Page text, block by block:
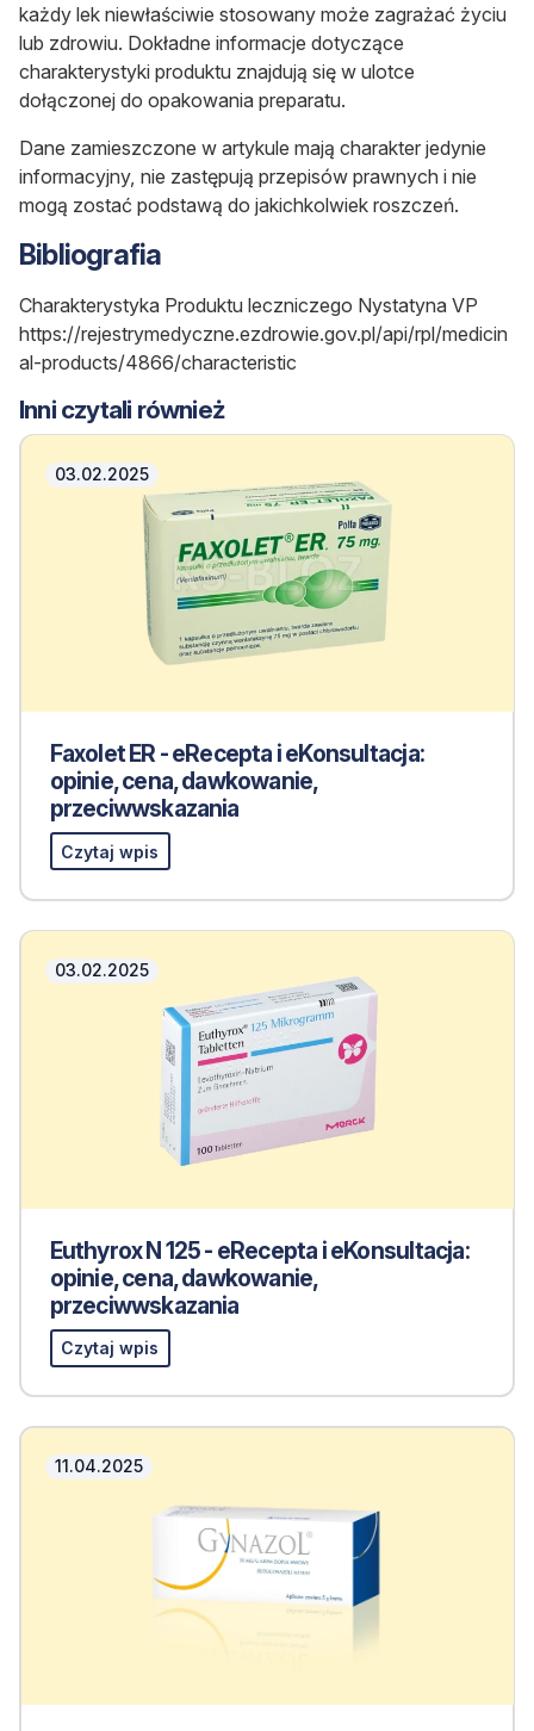
każdy lek niewłaściwie stosowany może zagrażać życiu
lub zdrowiu. Dokładne informacje dotyczące
charakterystyki produktu znajdują się w ulotce
dołączonej do opakowania preparatu.
Dane zamieszczone w artykule mają charakter jedynie
informacyjny, nie zastępują przepisów prawnych i nie
mogą zostać podstawą do jakichkolwiek roszczeń.
Bibliografia
Charakterystyka Produktu leczniczego Nystatyna VP
https://rejestrymedyczne.ezdrowie.gov.pl/api/rpl/medicin
al-products/4866/characteristic
Inni czytali również
03.02.2025
Faxolet ER - eRecepta i eKonsultacja:
opinie, cena, dawkowanie,
przeciwwskazania
Czytaj wpis
03.02.2025
Euthyrox N 125 - eRecepta i eKonsultacja:
opinie, cena, dawkowanie,
przeciwwskazania
Czytaj wpis
11.04.2025